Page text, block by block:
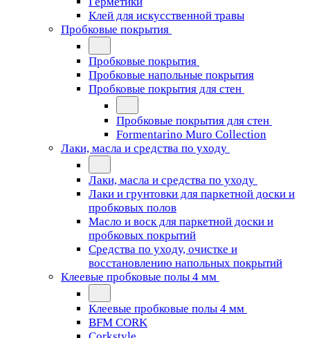
Клей для искусственной травы
Пробковые покрытия
Пробковые покрытия
Пробковые напольные покрытия
Пробковые покрытия для стен
Пробковые покрытия для стен
Formentarino Muro Collection
Лаки, масла и средства по уходу
Лаки, масла и средства по уходу
Лаки и грунтовки для паркетной доски и
пробковых полов
Масло и воск для паркетной доски и
пробковых покрытий
Средства по уходу, очистке и
восстановлению напольных покрытий
Клеевые пробковые полы 4 мм
Клеевые пробковые полы 4 мм
BFM CORK